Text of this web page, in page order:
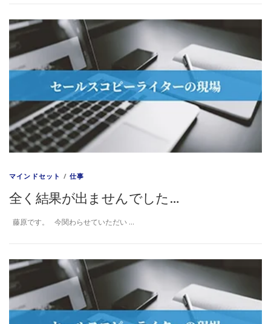
マインドセット /仕事
全く結果が出ませんでした…
藤原です。 今関わらせていただい …